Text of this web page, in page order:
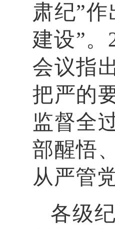
肃纪”
建设”。
会议指
把严的
监督全
部醒悟
从严管
各级